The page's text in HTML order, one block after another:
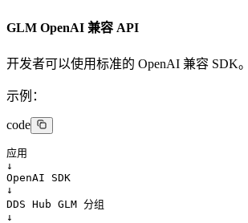
GLM OpenAI 兼容 API
开发者可以使用标准的 OpenAI 兼容 SDK。
示例：
code
应用
↓
OpenAI SDK
↓
DDS Hub GLM 分组
↓